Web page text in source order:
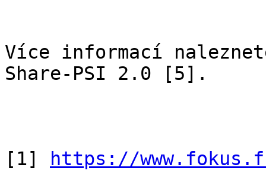
Více informací
Share-PSI 2.0 [5].
[1] https://